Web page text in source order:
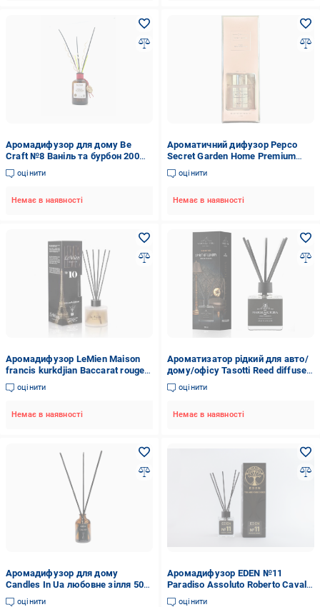
Аромадифузор для дому Be
Craft №8 Ваніль та бурбон 200
мл (10138)
оцінити
Немає в наявності
Ароматичний дифузор Pepco
Secret Garden Home Premium
Edition 150 мл (13043621)
оцінити
Немає в наявності
Аромадифузор LeMien Maison
francis kurkdjian Baccarat rouge
540
оцінити
Немає в наявності
Ароматизатор рідкий для авто/
дому/офісу Tasotti Reed diffuser
Spirit of Luxury 100 мл
оцінити
Немає в наявності
Аромадифузор для дому
Candles In Ua любовне зілля 50
мл
оцінити
Аромадифузор EDEN №11
Paradiso Assoluto Roberto Cavalli
100 мл (15160552)
оцінити